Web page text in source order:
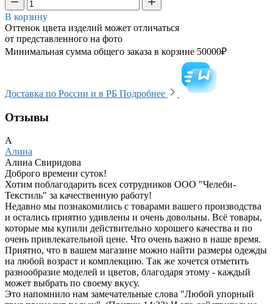
В корзину
Оттенок цвета изделий может отличаться
от представленного на фото
Минимальная сумма общего заказа в корзине 50000₽
Доставка по России и в РБ Подробнее
Отзывы
А
Алина
Алина Свиридова
Доброго времени суток!
Хотим поблагодарить всех сотрудников ООО "Челеби-
Текстиль" за качественную работу!
Недавно мы познакомились с товарами вашего производства
и остались приятно удивлены и очень довольны. Всё товары,
которые мы купили действительно хорошего качества и по
очень привлекательной цене. Что очень важно в наше время.
Приятно, что в вашем магазине можно найти размеры одежды
на любой возраст и комплекцию. Так же хочется отметить
разнообразие моделей и цветов, благодаря этому - каждый
может выбрать по своему вкусу.
Это напомнило нам замечательные слова "Любой упорный